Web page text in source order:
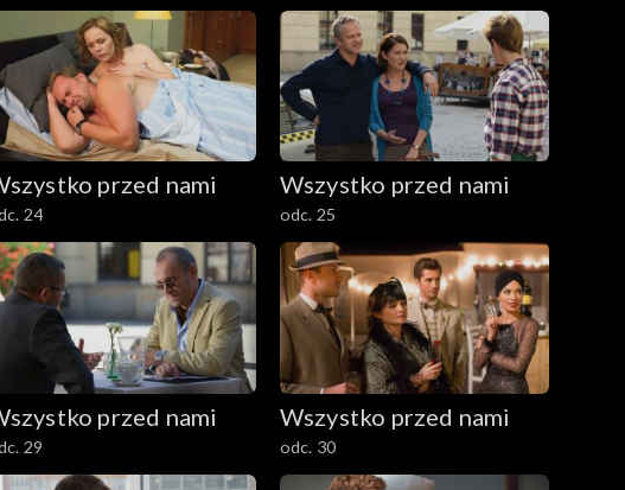
przed nami
24
Wszystko przed nami
odc. 25
przed nami
29
Wszystko przed nami
odc. 30